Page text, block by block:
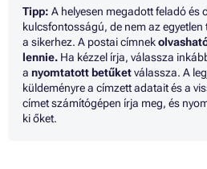
Tipp: A helyesen megadott feladó és
kulcsfontosságú, de nem az egyetlen
a sikerhez. A postai címnek
lennie. Ha kézzel írja, válassza
a nyomtatott betűketválassza. A
küldeményre a címzett adatait és a
címet számítógépen írja meg, és
ki őket.